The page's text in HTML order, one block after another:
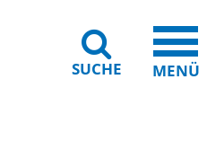
SUCHE MENÜ